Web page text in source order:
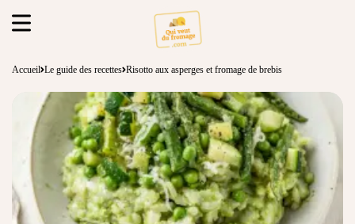
Accueil Le guide des recettes Risotto aux asperges et fromage de brebis